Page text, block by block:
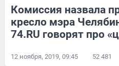
Комиссия назвала
кресло мэра
74.RU говорят про
12 ноября, 2019, 09:45 52 481